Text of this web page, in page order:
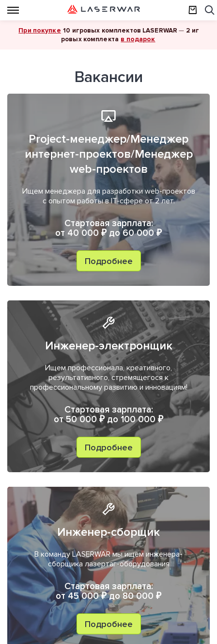
При покупке 10 игровых комплектов LASERWAR — 2 иг
ровых комплекта в подарок
Вакансии
Project-менеджер/Менеджер
интернет-проектов/Менеджер
web-проектов
Ищем менеджера для разработки web-проектов
с опытом работы в IT-сфере от 2 лет.
Стартовая зарплата:
от 40 000 ₽ до 60 000 ₽
Подробнее
Инженер-электронщик
Ищем профессионала, креативного,
результативного, стремящегося к
профессиональному развитию и инновациям!
Стартовая зарплата:
от 50 000 ₽ до 100 000 ₽
Подробнее
Инженер-сборщик
В команду LASERWAR мы ищем инженера-
сборщика лазертаг-оборудования
Стартовая зарплата:
от 45 000 ₽ до 80 000 ₽
Подробнее